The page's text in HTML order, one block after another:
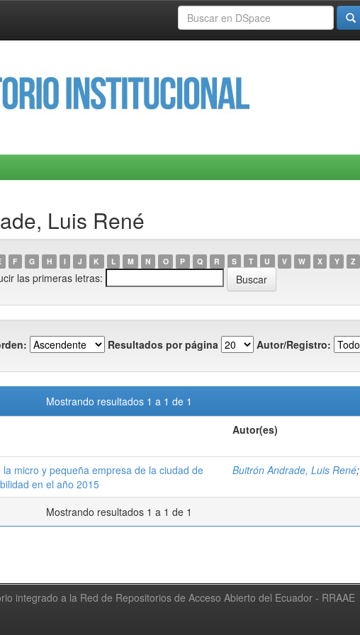
Luis René
F G H I J K L M N O P Q R S T U V W X Y Z
las primeras letras:
Resultados por página Autor/Registro:
Mostrando resultados 1 a 1 de 1
Autor(es)
micro y pequeña empresa de la ciudad de
en el año 2015
Buitrón Andrade, Luis René;
Mostrando resultados 1 a 1 de 1
integrado a la Red de Repositorios de Acceso Abierto del Ecuador - RRAAE